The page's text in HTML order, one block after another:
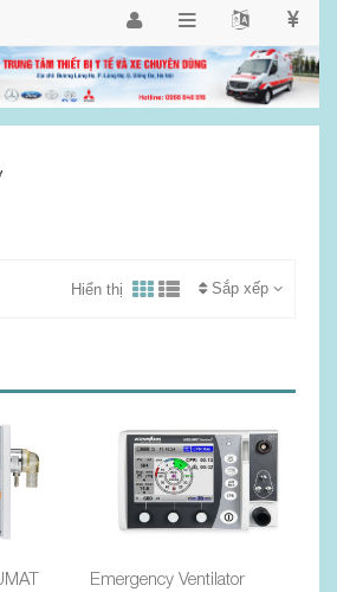
Sắp xếp
Hiển thị
Emergency Ventilator